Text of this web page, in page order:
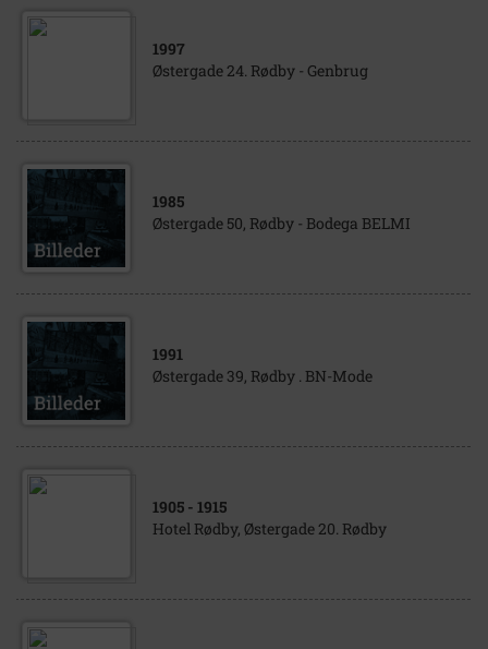
1997
Østergade 24. Rødby - Genbrug
1985
Østergade 50, Rødby - Bodega BELMI
1991
Østergade 39, Rødby . BN-Mode
1905 - 1915
Hotel Rødby, Østergade 20. Rødby